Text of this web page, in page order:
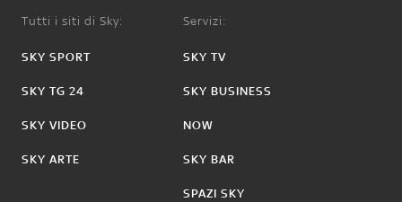
Tutti i siti di Sky:
SKY SPORT
SKY TG 24
SKY VIDEO
SKY ARTE
Servizi:
SKY TV
SKY BUSINESS
NOW
SKY BAR
SPAZI SKY